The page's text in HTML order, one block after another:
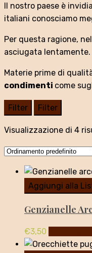
Il nostro paese è
italiani conosciamo
Per questa ragione,
asciugata lentamente.
Materie prime di
condimenti come
Filter Filter
Visualizzazione di 4
Aggiungi alla
Genzianelle
€3,50